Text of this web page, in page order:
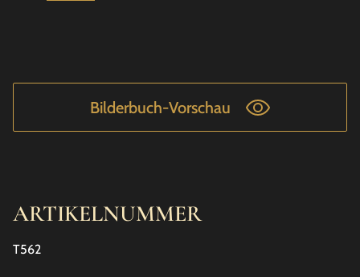
Bilderbuch-Vorschau
ARTIKELNUMMER
T562